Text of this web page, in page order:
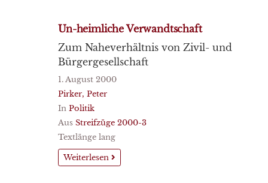
Un-heimliche Verwandtschaft
Zum Naheverhältnis von Zivil- und
Bürgergesellschaft
1. August 2000
Pirker, Peter
In Politik
Aus Streifzüge 2000-3
Textlänge lang
Weiterlesen